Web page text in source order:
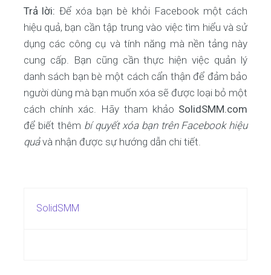
Trả lời: Để xóa bạn bè khỏi Facebook một cách
hiệu quả, bạn cần tập trung vào việc tìm hiểu và sử
dụng các công cụ và tính năng mà nền tảng này
cung cấp. Bạn cũng cần thực hiện việc quản lý
danh sách bạn bè một cách cẩn thận để đảm bảo
người dùng mà bạn muốn xóa sẽ được loại bỏ một
cách chính xác. Hãy tham khảo SolidSMM.com
để biết thêm bí quyết xóa bạn trên Facebook hiệu
quảvà nhận được sự hướng dẫn chi tiết.
SolidSMM